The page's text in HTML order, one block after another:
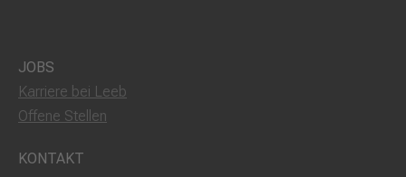
JOBS
Karriere bei Leeb
Offene Stellen
KONTAKT